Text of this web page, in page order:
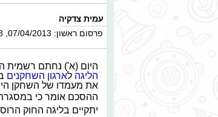
עמית צדקיה
פרסום ראשון: 07/04/2013, 17:38
היום (א') נחתם רשמית
הליגה לארגון השחקנים
את מעמדו של השחקן
ההסכם אומר כי
יתקיים בליגה החוק